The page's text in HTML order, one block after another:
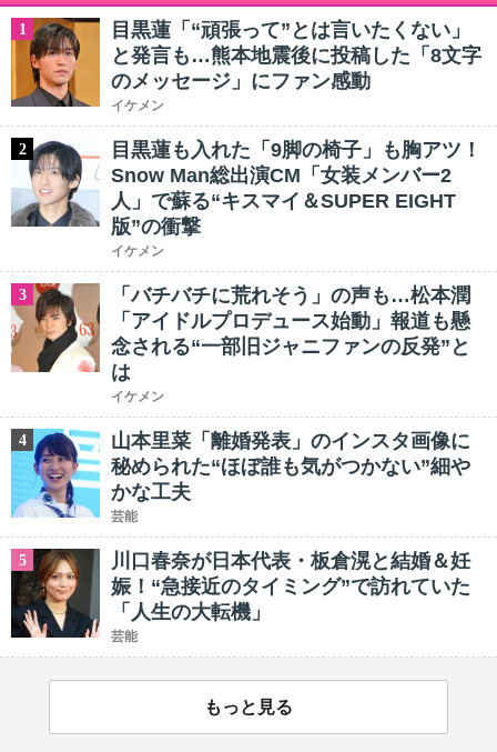
1
目黒蓮「“頑張って”とは言いたくない」
と発言も…熊本地震後に投稿した「8文字
のメッセージ」にファン感動
イケメン
2
目黒蓮も入れた「9脚の椅子」も胸アツ！
Snow Man総出演CM「女装メンバー2
人」で蘇る“キスマイ＆SUPER EIGHT
版”の衝撃
イケメン
3
「バチバチに荒れそう」の声も…松本潤
「アイドルプロデュース始動」報道も懸
念される“一部旧ジャニファンの反発”と
は
イケメン
4
山本里菜「離婚発表」のインスタ画像に
秘められた“ほぼ誰も気がつかない”細や
かな工夫
芸能
5
川口春奈が日本代表・板倉滉と結婚＆妊
娠！“急接近のタイミング”で訪れていた
「人生の大転機」
芸能
もっと見る